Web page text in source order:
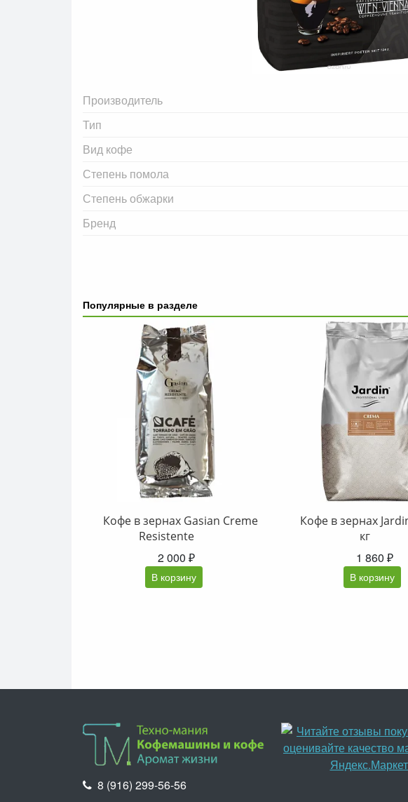
Производитель
Тип
Вид кофе
Степень помола
Степень обжарки
Бренд
Популярные в разделе
Кофе в зернах Gasian Creme
Resistente
2 000 ₽
В корзину
Кофе в зернах
кг
1 860 ₽
В корзину
8 (916) 299-56-56